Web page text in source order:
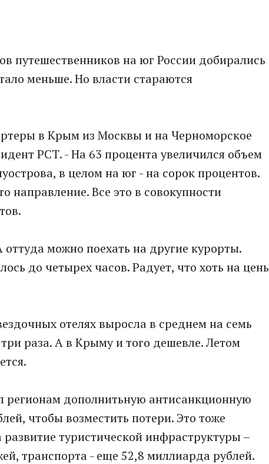
путешественников на юг России добирались
меньше. Но власти стараются
в Крым из Москвы и на Черноморское
РСТ. - На 63 процента увеличился объем
в целом на юг - на сорок процентов.
направление. Все это в совокупности
можно поехать на другие курорты.
до четырех часов. Радует, что хоть на
отелях выросла в среднем на семь
раза. А в Крыму и того дешевле. Летом
регионам дополнитьную антисанкционную
чтобы возместить потери. Это тоже
туристической инфраструктуры –
транспорта - еще 52,8 миллиарда рублей.